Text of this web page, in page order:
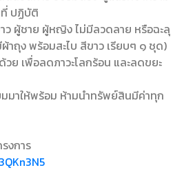
ปฏิบัติ
ผู้ชาย ผู้หญิง ไม่มีลวดลาย หรือฉะลุ
ถุง พร้อมสะไบ สีขาว เรียบๆ ๑ ชุด)
วย เพื่อลดภาวะโลกร้อน และลดขยะ
มาให้พร้อม ห้ามนำทรัพย์สินมีค่าทุก
งการ